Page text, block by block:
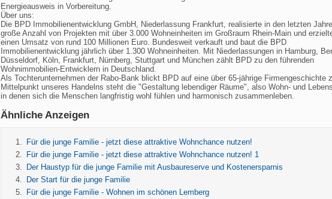
Energieausweis in Vorbereitung.
Über uns:
Die BPD Immobilienentwicklung GmbH, Niederlassung Frankfurt, realisierte in den letzten
große Anzahl von Projekten mit über 3.000 Wohneinheiten im Großraum Rhein-Main und
einen Umsatz von rund 100 Millionen Euro. Bundesweit verkauft und baut die BPD
Immobilienentwicklung jährlich über 1.300 Wohneinheiten. Mit Niederlassungen in Hamburg,
Düsseldorf, Köln, Frankfurt, Nürnberg, Stuttgart und München zählt BPD zu den führenden
Wohnimmobilien-Entwicklern in Deutschland.
Als Tochterunternehmen der Rabo-Bank blickt BPD auf eine über 65-jährige Firmengeschichte
Mittelpunkt unseres Handelns steht die "Gestaltung lebendiger Räume", also Wohn- und
in denen sich die Menschen langfristig wohl fühlen und harmonisch zusammenleben.
Ähnliche Anzeigen
Für die junge Familie - jetzt diese attraktive Wohnchance nutzen!
Für die junge Familie - jetzt diese attraktive Wohnchance nutzen! 1
Der Haustyp für die junge Familie mit Ausbaureserve und Kostenersparnis
Der Start für die junge Familie
Für die junge Familie - Wohnen im schönen Lemberg